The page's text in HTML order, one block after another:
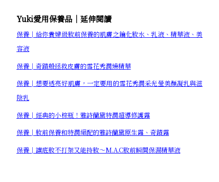
Yuki愛用保養品│延伸閱讀
保養│給你貴婦級妝前保養的肌膚之鑰化妝水、乳液、精華液、美
容液
保養│奇蹟般拯救皮膚的雪花秀潤燥精華
保養│想要透亮好肌膚，一定要用的雪花秀潤采光瑩美顏凝乳與滋
陰乳
保養│經典的小棕瓶！雅詩蘭黛特潤超導修護露
保養│妝前保養和特潤絕配的雅詩蘭黛原生露、奇蹟露
保養│讓底妝不打架又能持妝～M.A.C妝前瞬間保濕精華液